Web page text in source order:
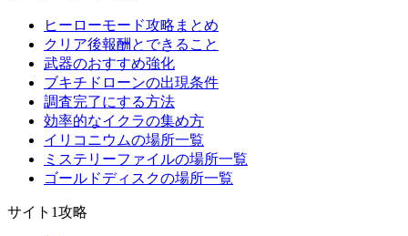
ヒーローモード攻略まとめ
クリア後報酬とできること
武器のおすすめ強化
ブキチドローンの出現条件
調査完了にする方法
効率的なイクラの集め方
イリコニウムの場所一覧
ミステリーファイルの場所一覧
ゴールドディスクの場所一覧
サイト1攻略